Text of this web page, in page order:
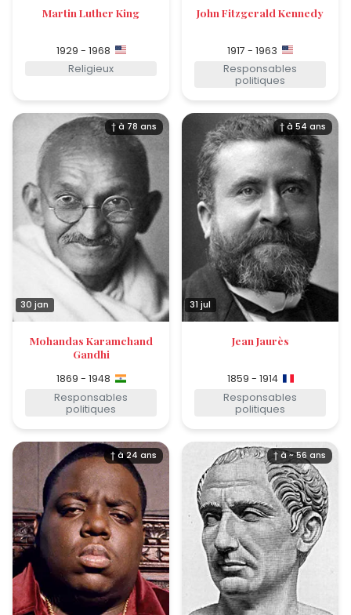
Martin Luther King
1929 - 1968
Religieux
John Fitzgerald Kennedy
1917 - 1963
Responsables
politiques
† à 78 ans
30 jan
Mohandas Karamchand
Gandhi
1869 - 1948
Responsables
politiques
† à 54 ans
31 jul
Jean Jaurès
1859 - 1914
Responsables
politiques
† à 24 ans † à ~ 56 ans